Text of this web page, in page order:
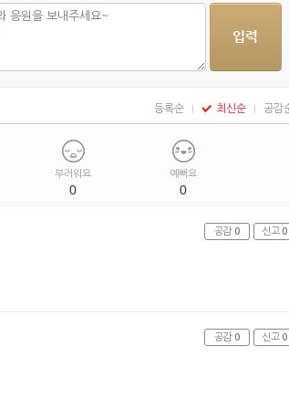
등록순 최신순 공감
부러워요
0
예뻐요
0
공감 0 신고 0
공감 0 신고 0